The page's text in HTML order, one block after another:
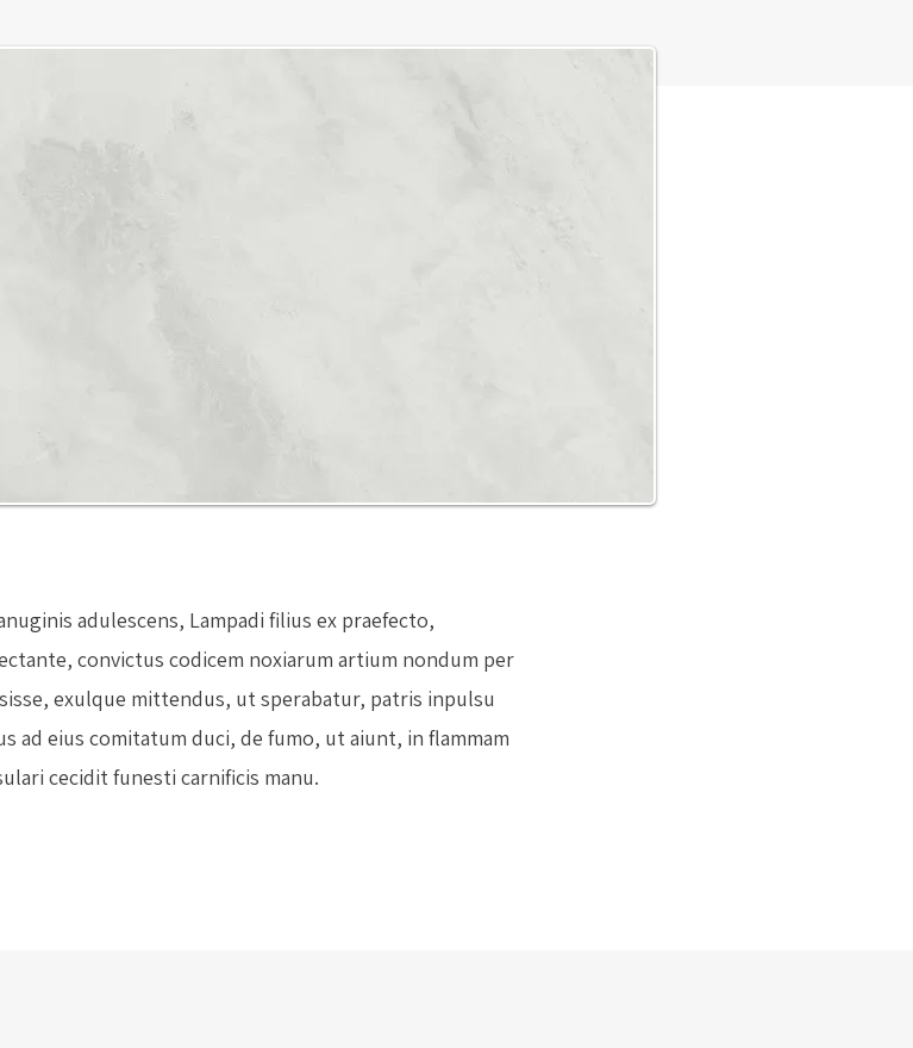
adulescens, Lampadi filius ex praefecto,
convictus codicem noxiarum artium nondum per
exulque mittendus, ut sperabatur, patris inpulsu
ad eius comitatum duci, de fumo, ut aiunt, in flammam
cecidit funesti carnificis manu.